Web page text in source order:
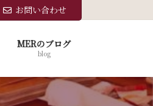
お問い合わせ
MERのブログ
blog